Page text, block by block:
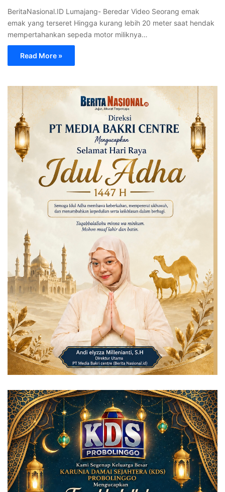
BeritaNasional.ID Lumajang- Beredar Video Seorang emak
emak yang terseret Hingga kurang lebih 20 meter saat hendak
mempertahankan sepeda motor miliknya…
Read More »